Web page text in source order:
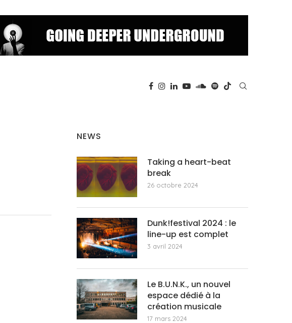
NEWS
Taking a heart-beat
break
26 octobre 2024
Dunk!festival 2024 : le
line-up est complet
3 avril 2024
Le B.U.N.K., un nouvel
espace dédié à la
création musicale
17 mars 2024